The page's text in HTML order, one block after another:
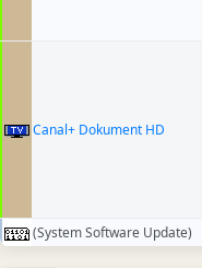
Canal+ Dokument HD
(System Software Update)